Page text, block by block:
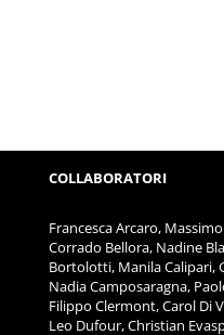
COLLABORATORI
Francesca Arcaro,
Corrado Bellora, Nadine
Bortolotti, Manila Calipari,
Nadia Camposaragna,
Filippo Clermont, Carol Di
Leo Dufour, Christian